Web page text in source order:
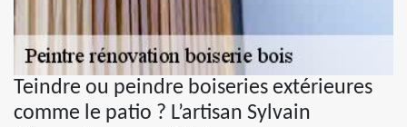
Teindre ou peindre boiseries extérieures
comme le patio ? L’artisan Sylvain